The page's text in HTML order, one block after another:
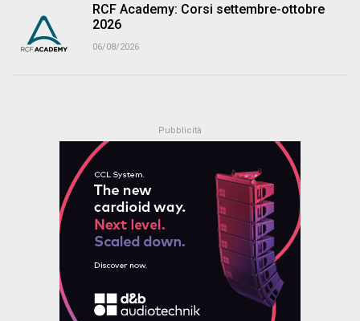
RCF Academy: Corsi settembre-ottobre
2026
06/08/2026